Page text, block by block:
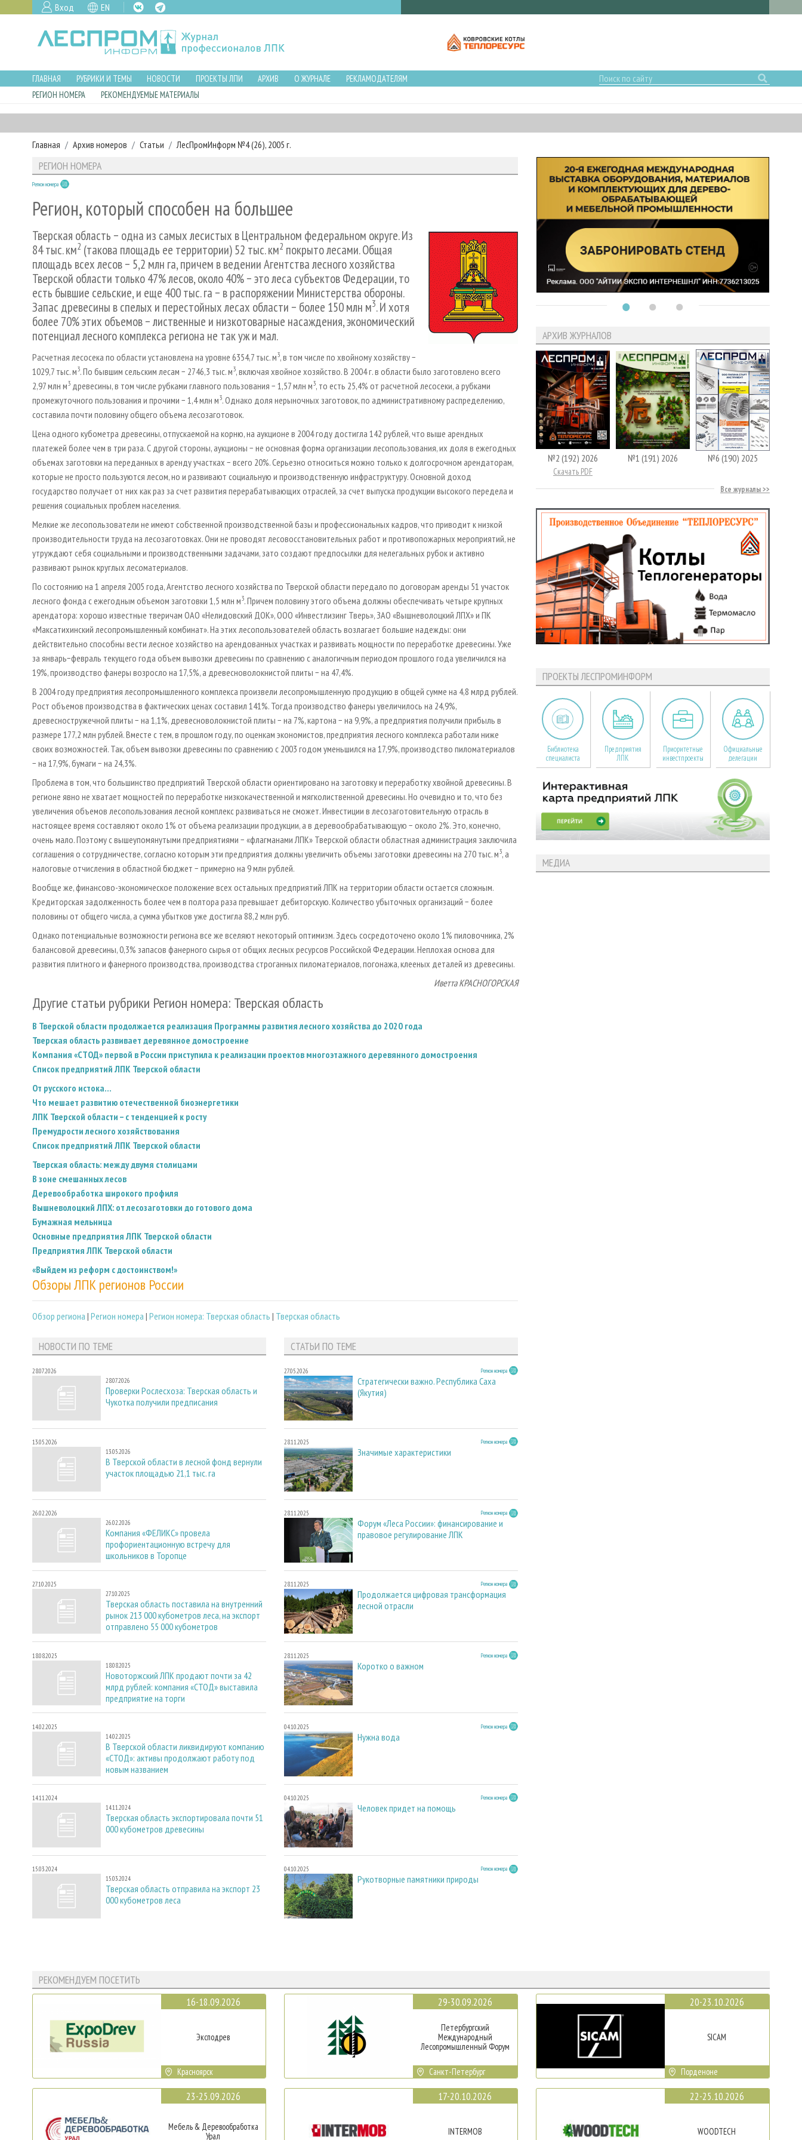
Вход EN
ГЛАВНАЯ РУБРИКИ И ТЕМЫ НОВОСТИ ПРОЕКТЫ ЛПИ АРХИВ О ЖУРНАЛЕ
РЕКЛАМОДАТЕЛЯМ
РЕГИОН НОМЕРА
РЕКОМЕНДУЕМЫЕ МАТЕРИАЛЫ
Главная Архив номеров Статьи ЛесПромИнформ №4 (26), 2005 г.
РЕГИОН НОМЕРА
Регион номера
Регион, который способен на большее
Тверская область − одна из самых лесистых в Центральном федеральном округе. Из
84 тыс. км2 (такова площадь ее территории) 52 тыс. км2 покрыто лесами. Общая
площадь всех лесов − 5,2 млн га, причем в ведении Агентства лесного хозяйства
Тверской области только 47% лесов, около 40% − это леса субъектов Федерации, то
есть бывшие сельские, и еще 400 тыс. га − в распоряжении Министерства обороны.
Запас древесины в спелых и перестойных лесах области − более 150 млн м3. И хотя
более 70% этих объемов − лиственные и низкотоварные насаждения, экономический
потенциал лесного комплекса региона не так уж и мал.
Расчетная лесосека по области установлена на уровне 6354,7 тыс. м3, в том числе по хвойному хозяйству −
1029,7 тыс. м3. По бывшим сельским лесам − 2746,3 тыс. м3, включая хвойное хозяйство. В 2004 г. в области было заготовлено всего
2,97 млн м3 древесины, в том числе рубками главного пользования − 1,57 млн м3, то есть 25,4% от расчетной лесосеки, а рубками
промежуточного пользования и прочими − 1,4 млн м3. Однако доля нерыночных заготовок, по административному распределению,
составила почти половину общего объема лесозаготовок.
Цена одного кубометра древесины, отпускаемой на корню, на аукционе в 2004 году достигла 142 рублей, что выше арендных
платежей более чем в три раза. С другой стороны, аукционы − не основная форма организации лесопользования, их доля в ежегодных
объемах заготовки на переданных в аренду участках − всего 20%. Серьезно относиться можно только к долгосрочном арендаторам,
которые не просто пользуются лесом, но и развивают социальную и производственную инфраструктуру. Основной доход
государство получает от них как раз за счет развития перерабатывающих отраслей, за счет выпуска продукции высокого передела и
решения социальных проблем населения.
Мелкие же лесопользователи не имеют собственной производственной базы и профессиональных кадров, что приводит к низкой
производительности труда на лесозаготовках. Они не проводят лесовосстановительных работ и противопожарных мероприятий, не
утруждают себя социальными и производственными задачами, зато создают предпосылки для нелегальных рубок и активно
развивают рынок круглых лесоматериалов.
По состоянию на 1 апреля 2005 года, Агентство лесного хозяйства по Тверской области передало по договорам аренды 51 участок
лесного фонда с ежегодным объемом заготовки 1,5 млн м3. Причем половину этого объема должны обеспечивать четыре крупных
арендатора: хорошо известные тверичам ОАО «Нелидовский ДОК», ООО «Инвестлизинг Тверь», ЗАО «Вышневолоцкий ЛПХ» и ПК
«Максатихинский лесопромышленный комбинат». На этих лесопользователей область возлагает большие надежды: они
действительно способны вести лесное хозяйство на арендованных участках и развивать мощности по переработке древесины. Уже
за январь−февраль текущего года объем вывозки древесины по сравнению с аналогичным периодом прошлого года увеличился на
19%, производство фанеры возросло на 17,5%, а древесноволокнистой плиты − на 47,4%.
В 2004 году предприятия лесопромышленного комплекса произвели лесопромышленную продукцию в общей сумме на 4,8 млрд рублей.
Рост объемов производства в фактических ценах составил 141%. Тогда производство фанеры увеличилось на 24,9%,
древесностружечной плиты − на 1,1%, древесноволокнистой плиты − на 7%, картона − на 9,9%, а предприятия получили прибыль в
размере 177,2 млн рублей. Вместе с тем, в прошлом году, по оценкам экономистов, предприятия лесного комплекса работали ниже
своих возможностей. Так, объем вывозки древесины по сравнению с 2003 годом уменьшился на 17,9%, производство пиломатериалов
− на 17,9%, бумаги − на 24,3%.
Проблема в том, что большинство предприятий Тверской области ориентировано на заготовку и переработку хвойной древесины. В
регионе явно не хватает мощностей по переработке низкокачественной и мягколиственной древесины. Но очевидно и то, что без
увеличения объемов лесопользования лесной комплекс развиваться не сможет. Инвестиции в лесозаготовительную отрасль в
настоящее время составляют около 1% от объема реализации продукции, а в деревообрабатывающую − около 2%. Это, конечно,
очень мало. Поэтому с вышеупомянутыми предприятиями − «флагманами ЛПК» Тверской области областная администрация заключила
соглашения о сотрудничестве, согласно которым эти предприятия должны увеличить объемы заготовки древесины на 270 тыс. м3, а
налоговые отчисления в областной бюджет − примерно на 9 млн рублей.
Вообще же, финансово-экономическое положение всех остальных предприятий ЛПК на территории области остается сложным.
Кредиторская задолженность более чем в полтора раза превышает дебиторскую. Количество убыточных организаций − более
половины от общего числа, а сумма убытков уже достигла 88,2 млн руб.
Однако потенциальные возможности региона все же вселяют некоторый оптимизм. Здесь сосредоточено около 1% пиловочника, 2%
балансовой древесины, 0,3% запасов фанерного сырья от общих лесных ресурсов Российской Федерации. Неплохая основа для
развития плитного и фанерного производства, производства строганных пиломатериалов, погонажа, клееных деталей из древесины.
Иветта КРАСНОГОРСКАЯ
Другие статьи рубрики Регион номера: Тверская область
В Тверской области продолжается реализация Программы развития лесного хозяйства до 2020 года
Тверская область развивает деревянное домостроение
Компания «СТОД» первой в России приступила к реализации проектов многоэтажного деревянного домостроения
Список предприятий ЛПК Тверской области
От русского истока...
Что мешает развитию отечественной биоэнергетики
ЛПК Тверской области – с тенденцией к росту
Премудрости лесного хозяйствования
Список предприятий ЛПК Тверской области
Тверская область: между двумя столицами
В зоне смешанных лесов
Деревообработка широкого профиля
Вышневолоцкий ЛПХ: от лесозаготовки до готового дома
Бумажная мельница
Основные предприятия ЛПК Тверской области
Предприятия ЛПК Тверской области
«Выйдем из реформ с достоинством!»
Обзоры ЛПК регионов России
Обзор региона | Регион номера | Регион номера: Тверская область | Тверская область
НОВОСТИ ПО ТЕМЕ
28.07.2026
28.07.2026
Проверки Рослесхоза: Тверская область и
Чукотка получили предписания
13.05.2026
13.05.2026
В Тверской области в лесной фонд вернули
участок площадью 21,1 тыс. га
26.02.2026
26.02.2026
Компания «ФЕЛИКС» провела
профориентационную встречу для
школьников в Торопце
27.10.2025
27.10.2025
Тверская область поставила на внутренний
рынок 213 000 кубометров леса, на экспорт
отправлено 55 000 кубометров
18.08.2025
18.08.2025
Новоторжский ЛПК продают почти за 42
млрд рублей: компания «СТОД» выставила
предприятие на торги
14.02.2025
14.02.2025
В Тверской области ликвидируют компанию
«СТОД»: активы продолжают работу под
новым названием
14.11.2024
14.11.2024
Тверская область экспортировала почти 51
000 кубометров древесины
15.03.2024
15.03.2024
Тверская область отправила на экспорт 23
000 кубометров леса
СТАТЬИ ПО ТЕМЕ
27.05.2026 Регион номера
Стратегически важно. Республика Саха
(Якутия)
28.11.2025 Регион номера
Значимые характеристики
28.11.2025 Регион номера
Форум «Леса России»: финансирование и
правовое регулирование ЛПК
28.11.2025 Регион номера
Продолжается цифровая трансформация
лесной отрасли
28.11.2025 Регион номера
Коротко о важном
04.10.2025 Регион номера
Нужна вода
04.10.2025 Регион номера
Человек придет на помощь
04.10.2025 Регион номера
Рукотворные памятники природы
АРХИВ ЖУРНАЛОВ
№2 (192) 2026
Скачать PDF
№1 (191) 2026 №6 (190) 2025
Все журналы
ПРОЕКТЫ ЛЕСПРОМИНФОРМ
Библиотека
специалиста
Предприятия
ЛПК
Приоритетные
инвестпроекты
Официальные
делегации
МЕДИА
РЕКОМЕНДУЕМ ПОСЕТИТЬ
16-18.09.2026
Эксподрев
Красноярск
23-25.09.2026
Мебель & Деревообработка
Урал
29-30.09.2026
Петербургский
Международный
Лесопромышленный Форум
Санкт-Петербург
17-20.10.2026
INTERMOB
20-23.10.2026
SICAM
Порденоне
22-25.10.2026
WOODTECH